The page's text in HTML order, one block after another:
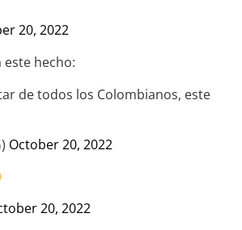
20, 2022
hecho:
de todos los Colombianos, este
October 20, 2022
20, 2022